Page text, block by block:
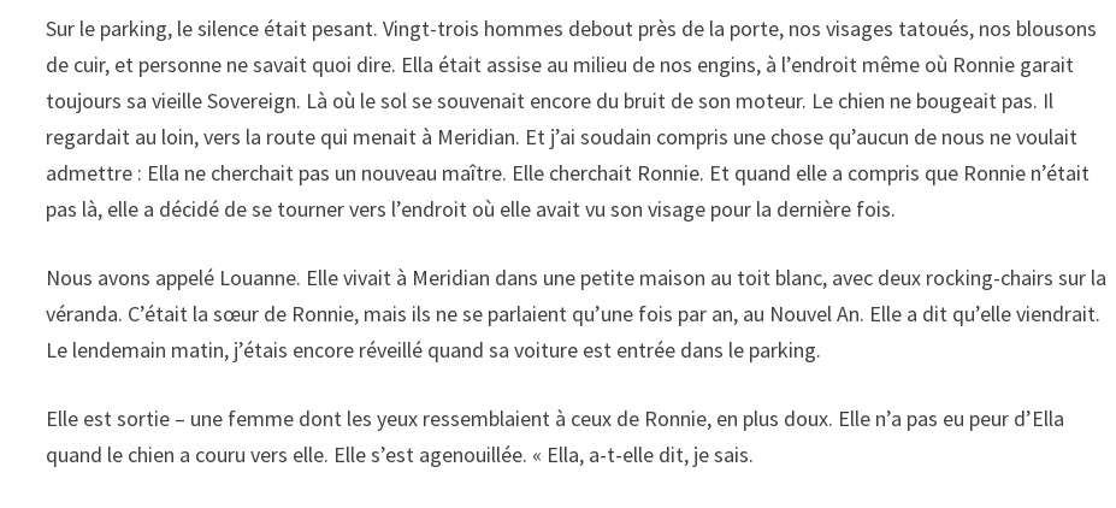
Sur le parking, le silence était pesant. Vingt-trois hommes debout près de la porte, nos visages tatoués, nos blousons
de cuir, et personne ne savait quoi dire. Ella était assise au milieu de nos engins, à l’endroit même où Ronnie garait
toujours sa vieille Sovereign. Là où le sol se souvenait encore du bruit de son moteur. Le chien ne bougeait pas. Il
regardait au loin, vers la route qui menait à Meridian. Et j’ai soudain compris une chose qu’aucun de nous ne voulait
admettre : Ella ne cherchait pas un nouveau maître. Elle cherchait Ronnie. Et quand elle a compris que Ronnie n’était
pas là, elle a décidé de se tourner vers l’endroit où elle avait vu son visage pour la dernière fois.
Nous avons appelé Louanne. Elle vivait à Meridian dans une petite maison au toit blanc, avec deux rocking-chairs sur la
véranda. C’était la sœur de Ronnie, mais ils ne se parlaient qu’une fois par an, au Nouvel An. Elle a dit qu’elle viendrait.
Le lendemain matin, j’étais encore réveillé quand sa voiture est entrée dans le parking.
Elle est sortie – une femme dont les yeux ressemblaient à ceux de Ronnie, en plus doux. Elle n’a pas eu peur d’Ella
quand le chien a couru vers elle. Elle s’est agenouillée. « Ella, a-t-elle dit, je sais.